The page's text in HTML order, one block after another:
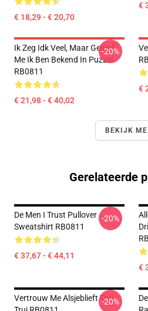
€ 18,29 - € 20,70
€
Ik Zeg Idk Veel, Maar Geloof
Me Ik Ben Bekend In Puzzel
RB0811
€ 21,98 - € 40,02
-20%
€
BEKIJK
Gerelateerde
De Men I Trust Pullover
Sweatshirt RB0811
€ 37,67 - € 44,11
-20%
€
Vertrouw Me Alsjeblieft Trui
-20%